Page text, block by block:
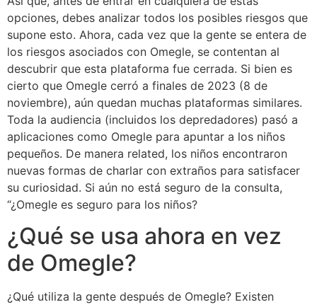
opciones, debes analizar todos los posibles riesgos que
supone esto. Ahora, cada vez que la gente se entera de
los riesgos asociados con Omegle, se contentan al
descubrir que esta plataforma fue cerrada. Si bien es
cierto que Omegle cerró a finales de 2023 (8 de
noviembre), aún quedan muchas plataformas similares.
Toda la audiencia (incluidos los depredadores) pasó a
aplicaciones como Omegle para apuntar a los niños
pequeños. De manera related, los niños encontraron
nuevas formas de charlar con extraños para satisfacer
su curiosidad. Si aún no está seguro de la consulta,
“¿Omegle es seguro para los niños?
¿Qué se usa ahora en vez
de Omegle?
¿Qué utiliza la gente después de Omegle? Existen